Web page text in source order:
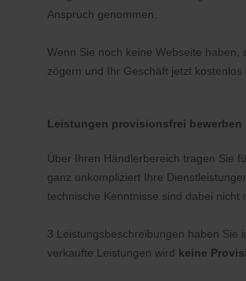
Anspruch genommen.
Wenn Sie noch keine Webseite haben,
zögern und Ihr Geschäft jetzt kostenlos
Leistungen provisionsfrei bewerben
Über Ihren Händlerbereich tragen Sie
ganz unkompliziert Ihre
technische Kenntnisse sind dabei nicht
3 Leistungsbeschreibungen haben Sie
verkaufte Leistungen wird keine